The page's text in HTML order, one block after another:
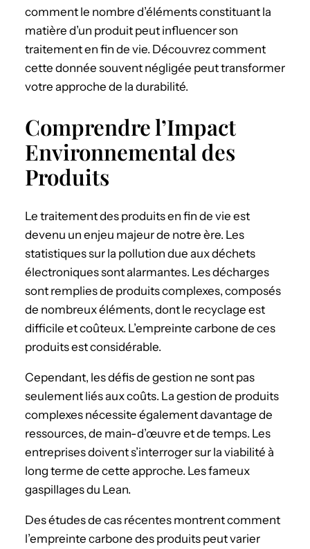
comment le nombre d’éléments constituant la
matière d’un produit peut influencer son
traitement en fin de vie. Découvrez comment
cette donnée souvent négligée peut transformer
votre approche de la durabilité.
Comprendre l’Impact
Environnemental des
Produits
Le traitement des produits en fin de vie est
devenu un enjeu majeur de notre ère. Les
statistiques sur la pollution due aux déchets
électroniques sont alarmantes. Les décharges
sont remplies de produits complexes, composés
de nombreux éléments, dont le recyclage est
difficile et coûteux. L’empreinte carbone de ces
produits est considérable.
Cependant, les défis de gestion ne sont pas
seulement liés aux coûts. La gestion de produits
complexes nécessite également davantage de
ressources, de main-d’œuvre et de temps. Les
entreprises doivent s’interroger sur la viabilité à
long terme de cette approche. Les fameux
gaspillages du Lean.
Des études de cas récentes montrent comment
l’empreinte carbone des produits peut varier